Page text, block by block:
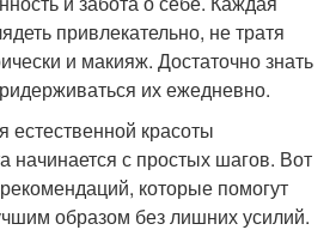
привлекательно, не тратя
и макияж. Достаточно знать
их ежедневно.
красоты
начинается с простых шагов. Вот
которые помогут
образом без лишних усилий.